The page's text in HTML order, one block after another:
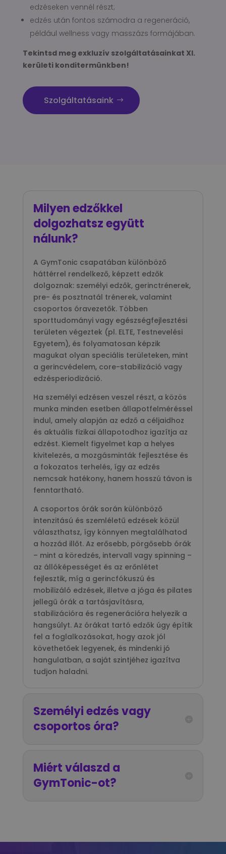
edzéseken vennél részt;
edzés után fontos számodra a regeneráció,
például wellness vagy masszázs formájában.
Tekintsd meg exkluzív szolgáltatásainkat XI.
kerületi konditermünkben!
Szolgáltatásaink
Milyen edzőkkel
dolgozhatsz együtt
nálunk?
A GymTonic csapatában különböző
háttérrel rendelkező, képzett edzők
dolgoznak: személyi edzők, gerinctrénerek,
pre- és posztnatál trénerek, valamint
csoportos óravezetők. Többen
sporttudományi vagy egészségfejlesztési
területen végeztek (pl. ELTE, Testnevelési
Egyetem), és folyamatosan képzik
magukat olyan speciális területeken, mint
a gerincvédelem, core-stabilizáció vagy
edzésperiodizáció.
Ha személyi edzésen veszel részt, a közös
munka minden esetben állapotfelméréssel
indul, amely alapján az edző a céljaidhoz
és aktuális fizikai állapotodhoz igazítja az
edzést. Kiemelt figyelmet kap a helyes
kivitelezés, a mozgásminták fejlesztése és
a fokozatos terhelés, így az edzés
nemcsak hatékony, hanem hosszú távon is
fenntartható.
A csoportos órák során különböző
intenzitású és szemléletű edzések közül
választhatsz, így könnyen megtalálhatod
a hozzád illőt. Az erősebb, pörgősebb órák
– mint a köredzés, intervall vagy spinning –
az állóképességet és az erőnlétet
fejlesztik, míg a gerincfókuszú és
mobilizáló edzések, illetve a jóga és pilates
jellegű órák a tartásjavításra,
stabilizációra és regenerációra helyezik a
hangsúlyt. Az órákat tartó edzők úgy építik
fel a foglalkozásokat, hogy azok jól
követhetőek legyenek, és mindenki jó
hangulatban, a saját szintjéhez igazítva
tudjon haladni.
Személyi edzés vagy
csoportos óra?
Miért válaszd a
GymTonic-ot?